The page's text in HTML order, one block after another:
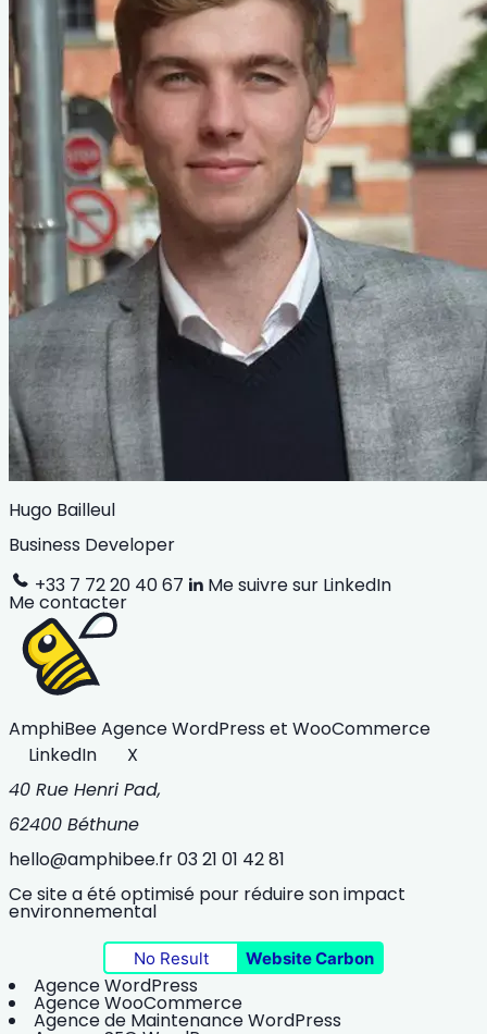
Hugo Bailleul
Business Developer
+33 7 72 20 40 67
Me suivre sur LinkedIn
Me contacter
AmphiBeeAgence WordPress et WooCommerce
LinkedIn
X
40 Rue Henri Pad,
62400 Béthune
hello@amphibee.fr03 21 01 42 81
Ce site a été optimisé pour réduire son impact
environnemental
No Result Website Carbon
Agence WordPress
Agence WooCommerce
Agence de Maintenance WordPress